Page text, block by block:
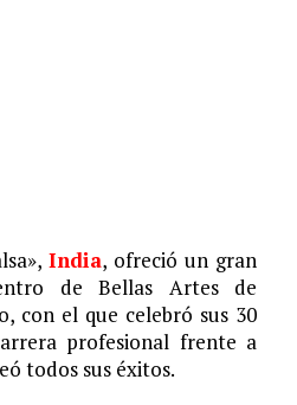
India, ofreció un gran
de Bellas Artes de
con el que celebró sus 30
profesional frente a
todos sus éxitos.